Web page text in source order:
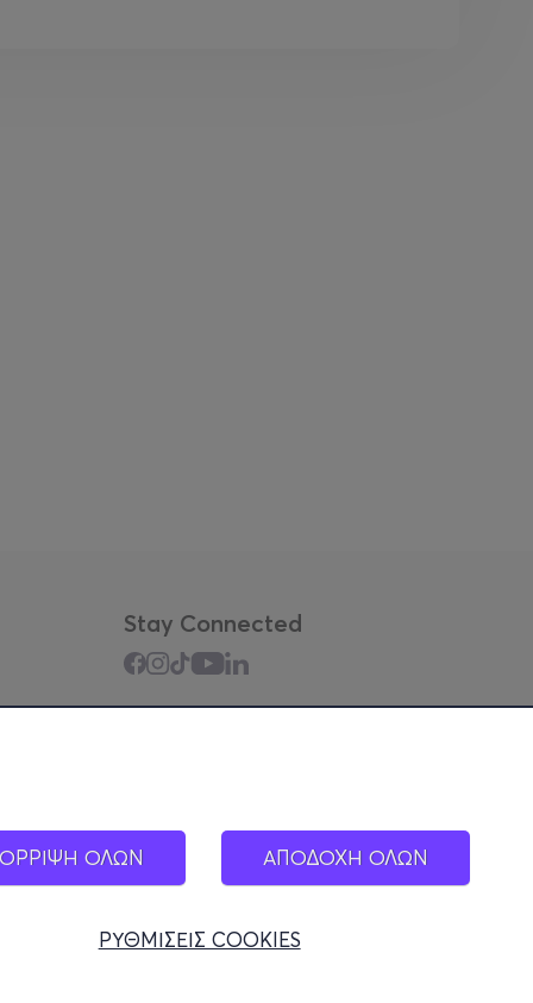
ΟΛΩΝ ΑΠΟΔΟΧΗ ΟΛΩΝ
ΡΥΘΜΙΣΕΙΣ COOKIES
Stay Connected